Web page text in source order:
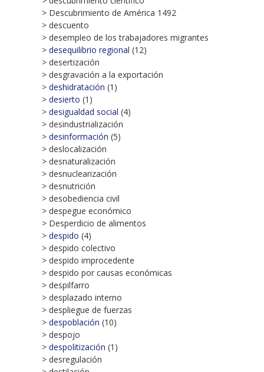
> Descubrimiento de América 1492
> descuento
> desempleo de los trabajadores migrantes
> desequilibrio regional (12)
> desertización
> desgravación a la exportación
> deshidratación (1)
> desierto (1)
> desigualdad social (4)
> desindustrialización
> desinformación (5)
> deslocalización
> desnaturalización
> desnuclearización
> desnutrición
> desobediencia civil
> despegue económico
> Desperdicio de alimentos
> despido (4)
> despido colectivo
> despido improcedente
> despido por causas económicas
> despilfarro
> desplazado interno
> despliegue de fuerzas
> despoblación (10)
> despojo
> despolitización (1)
> desregulación